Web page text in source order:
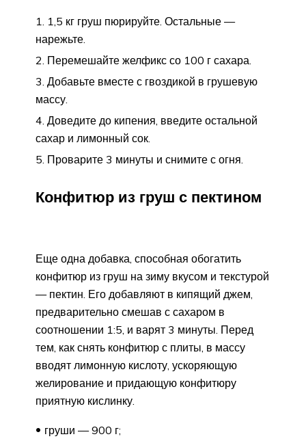
1,5 кг груш пюрируйте. Остальные —
нарежьте.
Перемешайте желфикс со 100 г сахара.
Добавьте вместе с гвоздикой в грушевую
массу.
Доведите до кипения, введите остальной
сахар и лимонный сок.
Проварите 3 минуты и снимите с огня.
Конфитюр из груш с пектином
Еще одна добавка, способная обогатить
конфитюр из груш на зиму вкусом и текстурой
— пектин. Его добавляют в кипящий джем,
предварительно смешав с сахаром в
соотношении 1:5, и варят 3 минуты. Перед
тем, как снять конфитюр с плиты, в массу
вводят лимонную кислоту, ускоряющую
желирование и придающую конфитюру
приятную кислинку.
груши — 900 г;